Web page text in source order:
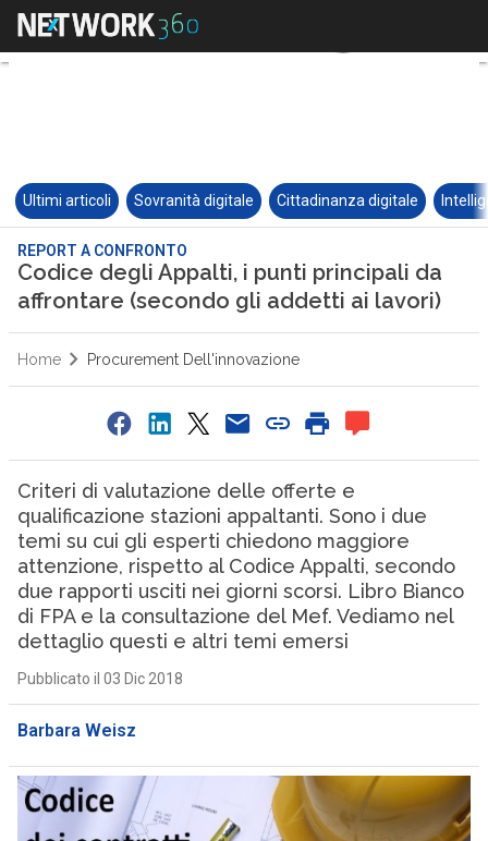
Ultimi articoli Sovranità digitale Cittadinanza digitale
REPORT A CONFRONTO
Codice degli Appalti, i punti principali da
affrontare (secondo gli addetti ai lavori)
Home Procurement Dell'innovazione
Criteri di valutazione delle offerte e
qualificazione stazioni appaltanti. Sono i due
temi su cui gli esperti chiedono maggiore
attenzione, rispetto al Codice Appalti, secondo
due rapporti usciti nei giorni scorsi. Libro Bianco
di FPA e la consultazione del Mef. Vediamo nel
dettaglio questi e altri temi emersi
Pubblicato il 03 Dic 2018
Barbara Weisz